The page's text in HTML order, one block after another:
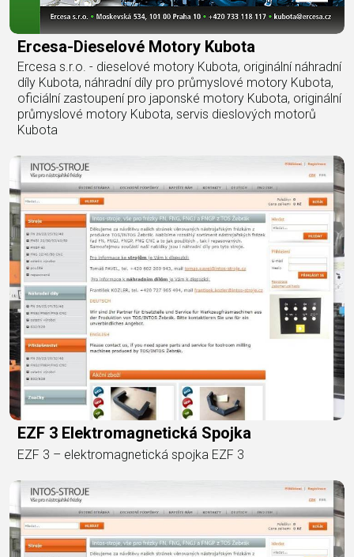
Ercesa-Dieselové Motory Kubota
Ercesa s.r.o. - dieselové motory Kubota, originální náhradní
díly Kubota, náhradní díly pro průmyslové motory Kubota,
oficiální zastoupení pro japonské motory Kubota, originální
průmyslové motory Kubota, servis dieslových motorů
Kubota
EZF 3 Elektromagnetická Spojka
EZF 3 – elektromagnetická spojka EZF 3